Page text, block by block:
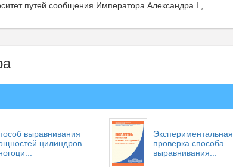
путей сообщения Императора Александра I ,
выравнивания
цилиндров
Экспериментальная
проверка способа
выравнивания...